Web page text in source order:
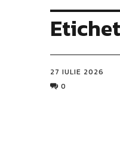
27 IULIE 2026
0